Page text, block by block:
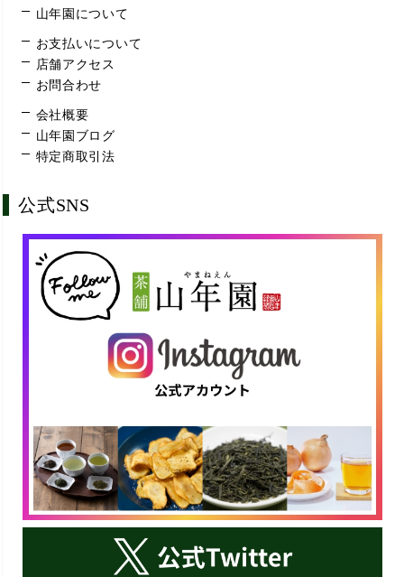
山年園について
お支払いについて
店舗アクセス
お問合わせ
会社概要
山年園ブログ
特定商取引法
公式SNS